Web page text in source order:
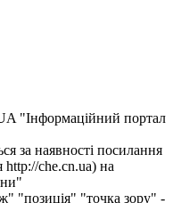
"Інформаційний портал
за наявності посилання
http://che.cn.ua) на
"позиція" "точка зору" -